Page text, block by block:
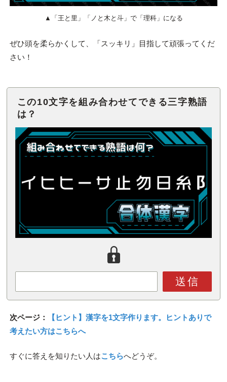
▲「王と里」「ノと木と斗」で「理科」になる
ぜひ頭を柔らかくして、「スッキリ」目指して頑張ってくだ
さい！
この10文字を組み合わせてできる三字熟語
は？
送信
次ページ：
【ヒント】漢字を1文字作ります。ヒントありで
考えたい方はこちらへ
すぐに答えを知りたい人はこちらへどうぞ。